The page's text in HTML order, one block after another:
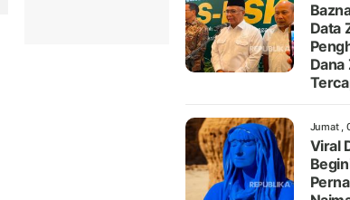
Data
Dana
Jumat ,
Viral